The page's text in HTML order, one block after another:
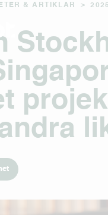
& ARTIKLAR >